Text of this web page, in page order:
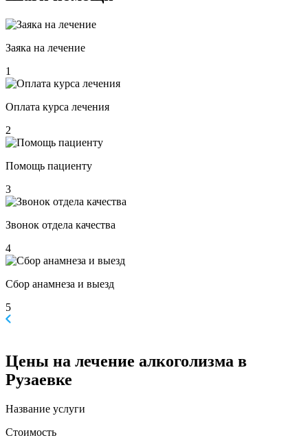
Заяка на лечение
1
Оплата курса лечения
2
Помощь пациенту
3
Звонок отдела качества
4
Сбор анамнеза и выезд
5
Цены на лечение алкоголизма в
Рузаевке
Название услуги
Стоимость